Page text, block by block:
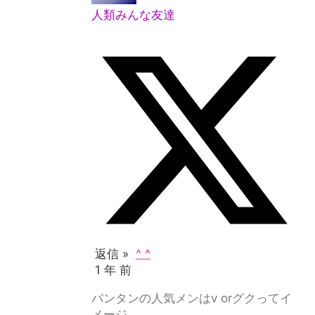
人類みんな友達
返信 » ^ ^
1 年 前
バンタンの人気メンはv orグクってイ